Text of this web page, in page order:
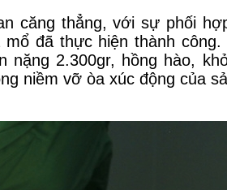
căng thẳng, với sự phối
đã thực hiện thành công.
nặng 2.300gr, hồng hào,
niềm vỡ òa xúc động của